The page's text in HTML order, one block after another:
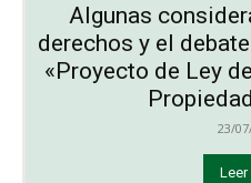
Algunas
derechos y el
«Proyecto de Ley
23/
Leer